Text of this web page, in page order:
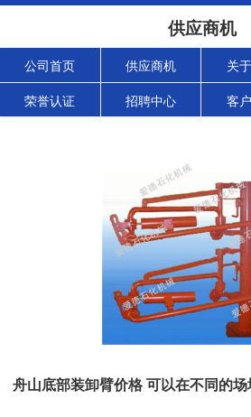
供应商机
公司首页 供应商机 关
荣誉认证 招聘中心 客
舟山底部装卸臂价格 可以在不同的